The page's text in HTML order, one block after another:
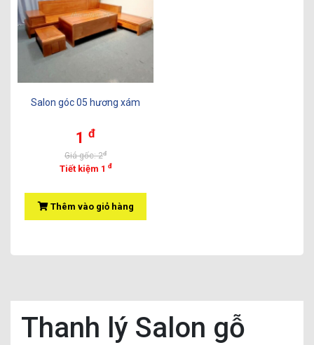
Salon góc 05 hương xám
1 đ
Giá gốc: 2đ
Tiết kiệm 1 đ
Thêm vào giỏ hàng
Thanh lý Salon gỗ